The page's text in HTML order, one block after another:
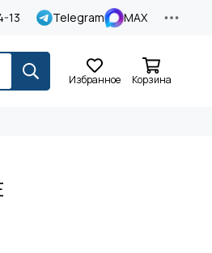
13 Telegram MAX
Избранное Корзина